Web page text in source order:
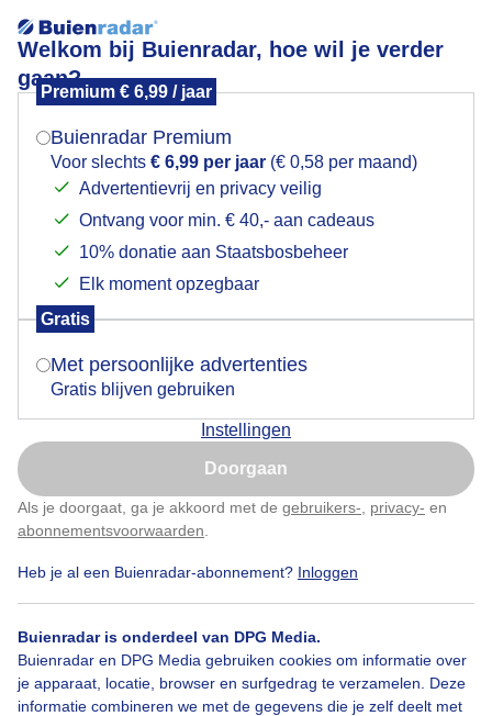
Welkom bij Buienradar, hoe wil je verder
gaan?
Premium € 6,99 / jaar
Buienradar Premium
Voor slechts € 6,99 per jaar (€ 0,58 per maand)
Advertentievrij en privacy veilig
Ontvang voor min. € 40,- aan cadeaus
10% donatie aan Staatsbosbeheer
Elk moment opzegbaar
Gratis
Met persoonlijke advertenties
Gratis blijven gebruiken
Instellingen
Doorgaan
Als je doorgaat, ga je akkoord met de gebruikers- privacy- en
abonnementsvoorwaarden
Heb je al een Buienradar-abonnement? Inloggen
Buienradar is onderdeel van DPG Media.
Buienradar en DPG Media gebruiken cookies om informatie over
je apparaat, locatie, browser en surfgedrag te verzamelen. Deze
informatie combineren we met de gegevens die je zelf deelt met
Bloemetje, wolkje, blauw.
Door: Gijs Bastianen Gemaakt: 09-05-2026, 33x bekeken
Zomer Zon
Bekijk slideshow
Mogen we je locatie gebruiken voor het
Indien je hier nog geen akkoord op hebt gegeven,
verschijnt er zo een pop-up uit je browser waarin
Is goed, toon de popup
Nu niet, misschien later
Klik hierom dit aan te passen